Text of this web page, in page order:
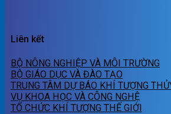
Liên kết
BỘ NÔNG NGHIỆP VÀ MÔI TRƯỜNG
BỘ GIÁO DỤC VÀ ĐÀO TẠO
TRUNG TÂM DỰ BÁO KHÍ TƯỢNG
VỤ KHOA HỌC VÀ CÔNG NGHỆ
TỔ CHỨC KHÍ TƯỢNG THẾ GIỚI